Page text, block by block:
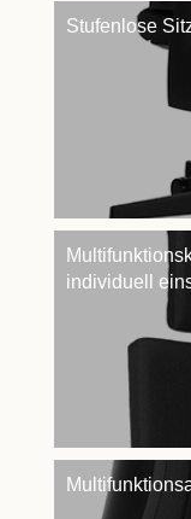
Stufenlose
individuell